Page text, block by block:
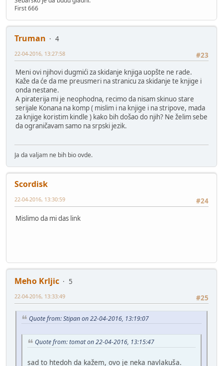
First 666
Truman
4
#23
22-04-2016, 13:27:58
Meni ovi njihovi dugmići za skidanje knjiga uopšte ne rade.
Kaže da će da me preusmeri na stranicu za skidanje te knjige i
onda nestane.
A piraterija mi je neophodna, recimo da nisam skinuo stare
serijale Konana na komp ( mislim i na knjige i na stripove, mada
za knjige koristim kindle ) kako bih došao do njih? Ne želim sebe
da ograničavam samo na srpski jezik.
Ja da valjam ne bih bio ovde.
Scordisk
#24
22-04-2016, 13:30:59
Mislimo da mi das link
Meho Krljic
5
#25
22-04-2016, 13:33:49
Quote from: Stipan on 22-04-2016, 13:19:07
Quote from: tomat on 22-04-2016, 13:15:47
sad to htedoh da kažem, ovo je neka navlakuša.